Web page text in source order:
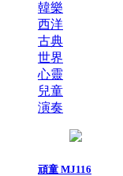
韓樂
西洋
古典
世界
心靈
兒童
演奏
頑童 MJ116